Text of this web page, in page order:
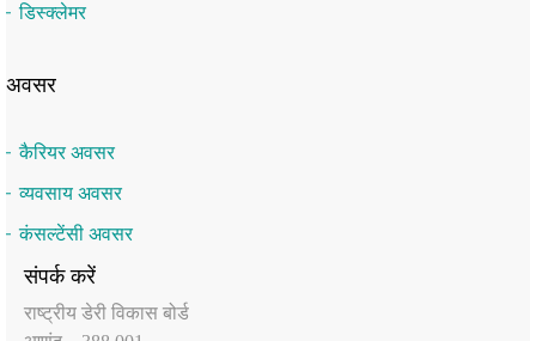
डिस्क्लेमर
अवसर
कैरियर अवसर
व्यवसाय अवसर
कंसल्टेंसी अवसर
संपर्क करें
राष्‍ट्रीय डेरी विकास बोर्ड